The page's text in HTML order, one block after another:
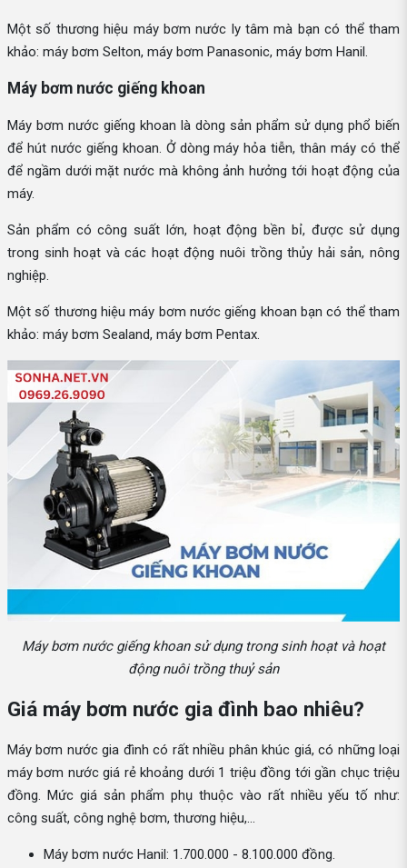
Một số thương hiệu máy bơm nước ly tâm mà bạn có thể tham
khảo: máy bơm Selton, máy bơm Panasonic, máy bơm Hanil.
Máy bơm nước giếng khoan
Máy bơm nước giếng khoan là dòng sản phẩm sử dụng phổ biến
để hút nước giếng khoan. Ở dòng máy hỏa tiễn, thân máy có thể
để ngầm dưới mặt nước mà không ảnh hưởng tới hoạt động của
máy.
Sản phẩm có công suất lớn, hoạt động bền bỉ, được sử dụng
trong sinh hoạt và các hoạt động nuôi trồng thủy hải sản, nông
nghiệp.
Một số thương hiệu máy bơm nước giếng khoan bạn có thể tham
khảo: máy bơm Sealand, máy bơm Pentax.
Máy bơm nước giếng khoan sử dụng trong sinh hoạt và hoạt
động nuôi trồng thuỷ sản
Giá máy bơm nước gia đình bao nhiêu?
Máy bơm nước gia đình có rất nhiều phân khúc giá, có những loại
máy bơm nước giá rẻ khoảng dưới 1 triệu đồng tới gần chục triệu
đồng. Mức giá sản phẩm phụ thuộc vào rất nhiều yếu tố như:
công suất, công nghệ bơm, thương hiệu,...
Máy bơm nước Hanil: 1.700.000 - 8.100.000 đồng.